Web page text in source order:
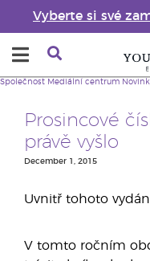
Vyberte si své
Společnost Mediální centrum
Prosincové
právě vyšlo
December 1, 2015
Uvnitř tohoto
V tomto ročním